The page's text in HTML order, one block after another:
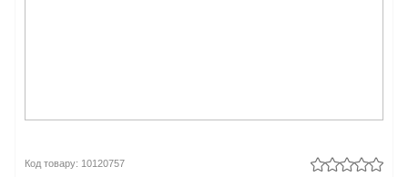
Код товару: 10120757